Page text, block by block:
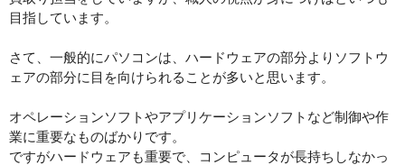
目指しています。
さて、一般的にパソコンは、ハードウェアの部分よりソフトウ
ェアの部分に目を向けられることが多いと思います。
オペレーションソフトやアプリケーションソフトなど制御や作
業に重要なものばかりです。
ですがハードウェアも重要で、コンピュータが長持ちしなかっ